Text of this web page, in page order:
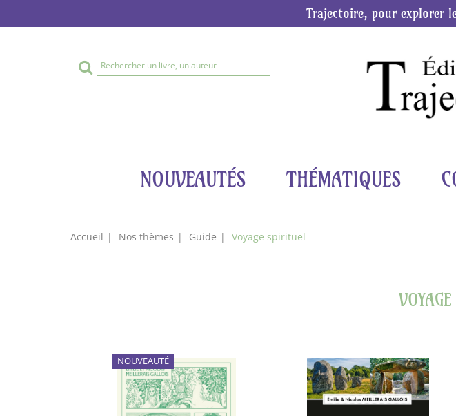
Trajectoire, pour explorer
Rechercher
sur
NOUVEAUTÉS THÉMATIQUES
Accueil Nos thèmes Guide Voyage spirituel
NOUVEAUTÉ